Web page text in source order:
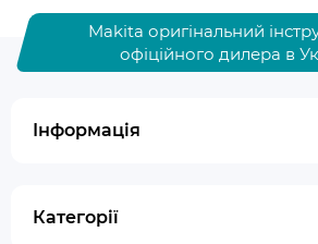
Makita оригінальний
офіційного дилера в
Інформація
Категорії